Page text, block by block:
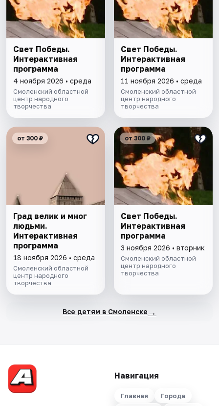
Свет Победы.
Интерактивная
программа
4 ноября 2026 • среда
Смоленский областной
центр народного
творчества
Свет Победы.
Интерактивная
программа
11 ноября 2026 • среда
Смоленский областной
центр народного
творчества
от 300 ₽
Град велик и мног
людьми.
Интерактивная
программа
18 ноября 2026 • среда
Смоленский областной
центр народного
творчества
от 300 ₽
Свет Победы.
Интерактивная
программа
3 ноября 2026 • вторник
Смоленский областной
центр народного
творчества
Все детям в Смоленске →
Навигация
Главная Города